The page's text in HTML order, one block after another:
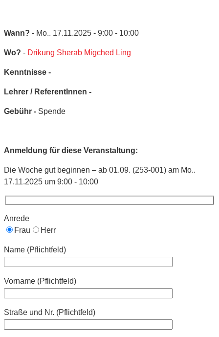
Wann? - Mo.. 17.11.2025 - 9:00 - 10:00
Wo? - Drikung Sherab Migched Ling
Kenntnisse -
Lehrer / ReferentInnen -
Gebühr - Spende
Anmeldung für diese Veranstaltung:
Die Woche gut beginnen – ab 01.09. (253-001) am Mo..
17.11.2025 um 9:00 - 10:00
Anrede
Frau
Herr
Name (Pflichtfeld)
Vorname (Pflichtfeld)
Straße und Nr. (Pflichtfeld)